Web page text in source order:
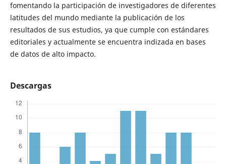
fomentando la participación de investigadores de diferentes
latitudes del mundo mediante la publicación de los
resultados de sus estudios, ya que cumple con estándares
editoriales y actualmente se encuentra indizada en bases
de datos de alto impacto.
Descargas